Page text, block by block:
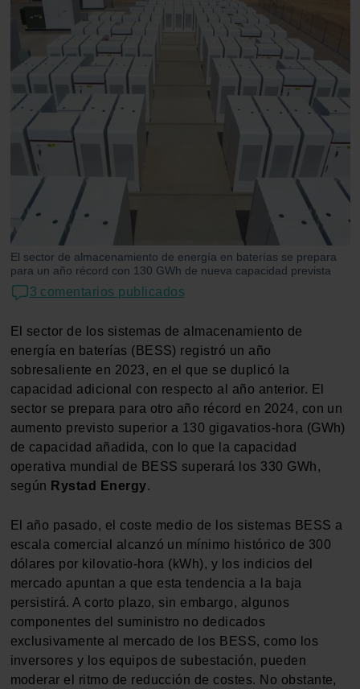
El sector de almacenamiento de energía en baterías se prepara
para un año récord con 130 GWh de nueva capacidad prevista
3 comentarios publicados
El sector de los sistemas de almacenamiento de
energía en baterías (BESS) registró un año
sobresaliente en 2023, en el que se duplicó la
capacidad adicional con respecto al año anterior. El
sector se prepara para otro año récord en 2024, con un
aumento previsto superior a 130 gigavatios-hora (GWh)
de capacidad añadida, con lo que la capacidad
operativa mundial de BESS superará los 330 GWh,
según Rystad Energy.
El año pasado, el coste medio de los sistemas BESS a
escala comercial alcanzó un mínimo histórico de 300
dólares por kilovatio-hora (kWh), y los indicios del
mercado apuntan a que esta tendencia a la baja
persistirá. A corto plazo, sin embargo, algunos
componentes del suministro no dedicados
exclusivamente al mercado de los BESS, como los
inversores y los equipos de subestación, pueden
moderar el ritmo de reducción de costes. No obstante,